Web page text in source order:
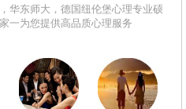
华东师大，德国纽伦堡心理专业硕
一为您提供高品质心理服务